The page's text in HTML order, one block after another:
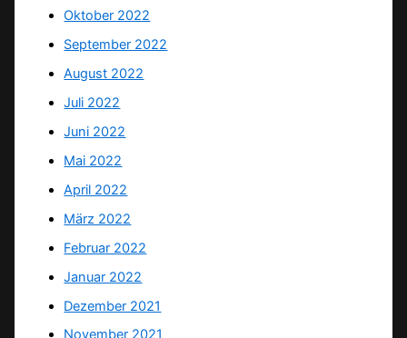
Oktober 2022
September 2022
August 2022
Juli 2022
Juni 2022
Mai 2022
April 2022
März 2022
Februar 2022
Januar 2022
Dezember 2021